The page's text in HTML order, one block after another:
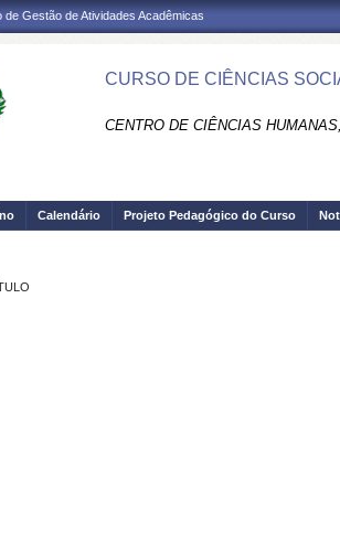
de Gestão de Atividades Acadêmicas
CURSO DE CIÊNCIAS
CENTRO DE CIÊNCIAS
Calendário Projeto Pedagógico do Curso